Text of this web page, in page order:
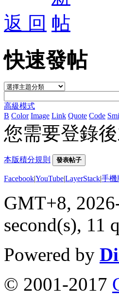
返 回
快速發帖
高級模式
B Color Image Link Quote Code
您需要登錄
本版積分規則 發表帖子
Facebook|YouTube|LayerStack|手機
GMT+8,
second(s), 11
Powered by
© 2001-2017